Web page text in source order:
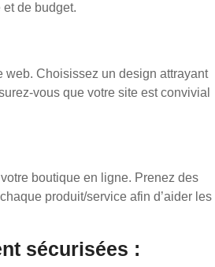
et de budget.
web. Choisissez un design attrayant
vous que votre site est convivial
boutique en ligne. Prenez des
produit/service afin d’aider les
sécurisées :